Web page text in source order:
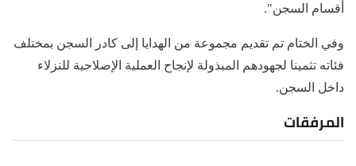
أقسام السجن".
وفي الختام تم تقديم مجموعة من الهدايا إلى كادر السجن بمختلف
فئاته تثمينا لجهودهم المبذولة لإنجاح العملية الإصلاحية للنزلاء
داخل السجن.
المرفقات